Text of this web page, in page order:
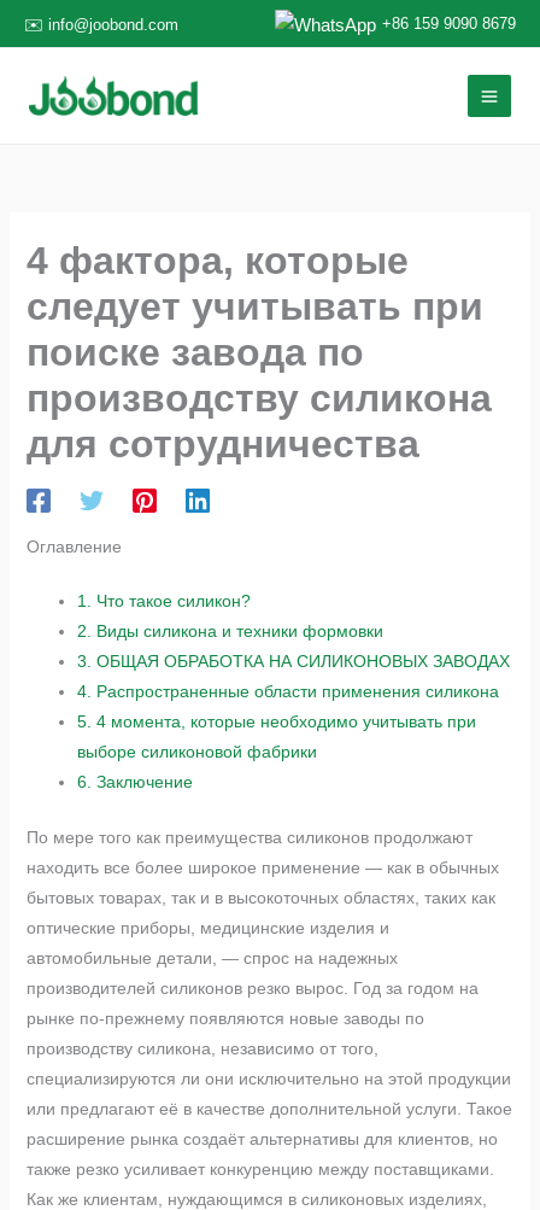
к
содержанию
✉️ info@joobond.com +86 159 9090 8679
4 фактора, которые
следует учитывать при
поиске завода по
производству силикона
для сотрудничества
Оглавление
1. Что такое силикон?
2. Виды силикона и техники формовки
3. ОБЩАЯ ОБРАБОТКА НА СИЛИКОНОВЫХ ЗАВОДАХ
4. Распространенные области применения силикона
5. 4 момента, которые необходимо учитывать при
выборе силиконовой фабрики
6. Заключение
По мере того как преимущества силиконов продолжают
находить все более широкое применение — как в обычных
бытовых товарах, так и в высокоточных областях, таких как
оптические приборы, медицинские изделия и
автомобильные детали, — спрос на надежных
производителей силиконов резко вырос. Год за годом на
рынке по-прежнему появляются новые заводы по
производству силикона, независимо от того,
специализируются ли они исключительно на этой продукции
или предлагают её в качестве дополнительной услуги. Такое
расширение рынка создаёт альтернативы для клиентов, но
также резко усиливает конкуренцию между поставщиками.
Как же клиентам, нуждающимся в силиконовых изделиях,